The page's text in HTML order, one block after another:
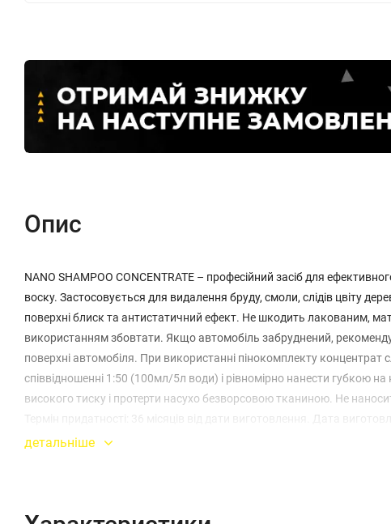
Опис
NANO SHAMPOO CONCENTRATE – професійний засіб для
воску. Застосовується для видалення бруду, смоли, слідів цвіту
поверхні блиск та антистатичний ефект. Не шкодить лакованим,
використанням збовтати. Якщо автомобіль забруднений,
поверхні автомобіля. При використанні пінокомплекту концентрат
співвідношенні 1:50 (100мл/5л води) і рівномірно нанести губкою
високого тиску і протерти насухо безворсовою тканиною. Не
Термін придатності: 36 місяців від дати виготовлення. Дата
детальніше